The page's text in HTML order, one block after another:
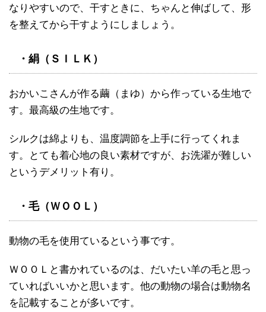
なりやすいので、干すときに、ちゃんと伸ばして、形
を整えてから干すようにしましょう。
・絹（ＳＩＬＫ）
おかいこさんが作る繭（まゆ）から作っている生地で
す。最高級の生地です。
シルクは綿よりも、温度調節を上手に行ってくれま
す。とても着心地の良い素材ですが、お洗濯が難しい
というデメリット有り。
・毛（ＷＯＯＬ）
動物の毛を使用ているという事です。
ＷＯＯＬと書かれているのは、だいたい羊の毛と思っ
ていればいいかと思います。他の動物の場合は動物名
を記載することが多いです。